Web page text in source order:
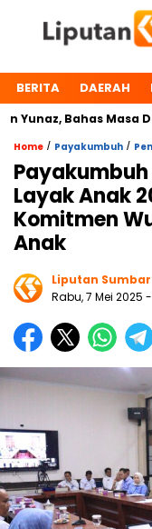
BERITA DAERAH
Bahas Masa
Home / Payakumbuh /
Layak Anak
Komitmen
Anak
Liputan Sumbar
Rabu, 7 Mei 2025 -